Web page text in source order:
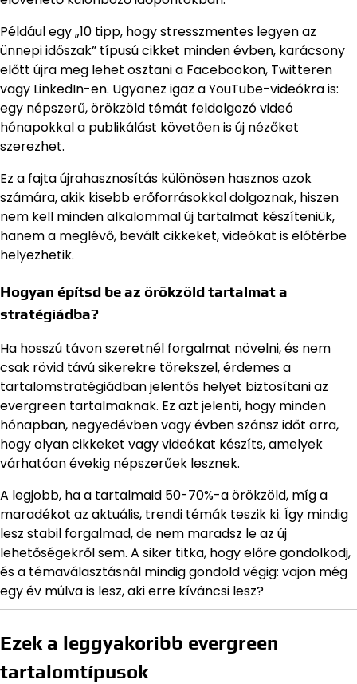
Például egy „10 tipp, hogy stresszmentes legyen az
ünnepi időszak” típusú cikket minden évben, karácsony
előtt újra meg lehet osztani a Facebookon, Twitteren
vagy LinkedIn-en. Ugyanez igaz a YouTube-videókra is:
egy népszerű, örökzöld témát feldolgozó videó
hónapokkal a publikálást követően is új nézőket
szerezhet.
Ez a fajta újrahasznosítás különösen hasznos azok
számára, akik kisebb erőforrásokkal dolgoznak, hiszen
nem kell minden alkalommal új tartalmat készíteniük,
hanem a meglévő, bevált cikkeket, videókat is előtérbe
helyezhetik.
Hogyan építsd be az örökzöld tartalmat a
stratégiádba?
Ha hosszú távon szeretnél forgalmat növelni, és nem
csak rövid távú sikerekre törekszel, érdemes a
tartalomstratégiádban jelentős helyet biztosítani az
evergreen tartalmaknak. Ez azt jelenti, hogy minden
hónapban, negyedévben vagy évben szánsz időt arra,
hogy olyan cikkeket vagy videókat készíts, amelyek
várhatóan évekig népszerűek lesznek.
A legjobb, ha a tartalmaid 50-70%-a örökzöld, míg a
maradékot az aktuális, trendi témák teszik ki. Így mindig
lesz stabil forgalmad, de nem maradsz le az új
lehetőségekről sem. A siker titka, hogy előre gondolkodj,
és a témaválasztásnál mindig gondold végig: vajon még
egy év múlva is lesz, aki erre kíváncsi lesz?
Ezek a leggyakoribb evergreen
tartalomtípusok